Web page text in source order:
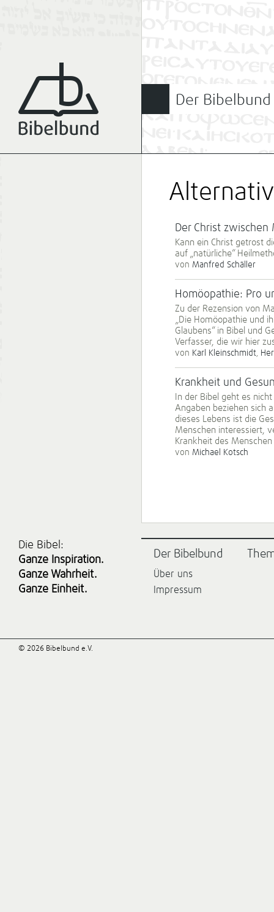
Der Bibelbund
Der Christ zwischen
Kann ein Christ getrost
auf „natürliche“
von Manfred Schäller
Homöopathie: Pro
Zu der Rezension von
„Die Homöopathie und
Glaubens“ in Bibel und
Verfasser, die wir hier
von Karl Kleinschmidt,
Krankheit und
In der Bibel geht es
Angaben beziehen sich
dieses Lebens ist die
Menschen interessiert,
Krankheit des
von Michael Kotsch
Die Bibel:
Ganze Inspiration.
Ganze Wahrheit.
Ganze Einheit.
Der Bibelbund
Über uns
Impressum
© 2026 Bibelbund e.V.